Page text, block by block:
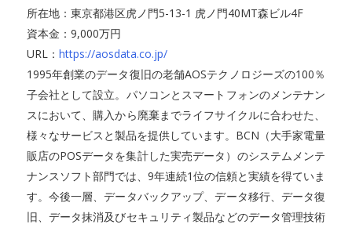
所在地：東京都港区虎ノ門5-13-1 虎ノ門40MT森ビル4F
資本金：9,000万円
URL： https://aosdata.co.jp/
1995年創業のデータ復旧の老舗AOSテクノロジーズの100％
子会社として設立。パソコンとスマートフォンのメンテナン
スにおいて、購入から廃棄までライフサイクルに合わせた、
様々なサービスと製品を提供しています。BCN（大手家電量
販店のPOSデータを集計した実売データ）のシステムメンテ
ナンスソフト部門では、9年連続1位の信頼と実績を得ていま
す。今後一層、データバックアップ、データ移行、データ復
旧、データ抹消及びセキュリティ製品などのデータ管理技術